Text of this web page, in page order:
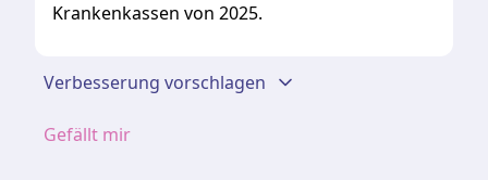
Krankenkassen von 2025.
Verbesserung vorschlagen
Gefällt mir